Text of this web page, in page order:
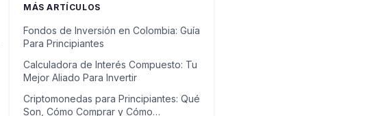
MÁS ARTÍCULOS
Fondos de Inversión en Colombia: Guía
Para Principiantes
Calculadora de Interés Compuesto: Tu
Mejor Aliado Para Invertir
Criptomonedas para Principiantes: Qué
Son, Cómo Comprar y Cómo